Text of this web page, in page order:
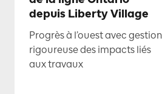
depuis Liberty Village
Progrès à l’ouest avec gestion
rigoureuse des impacts liés
aux travaux